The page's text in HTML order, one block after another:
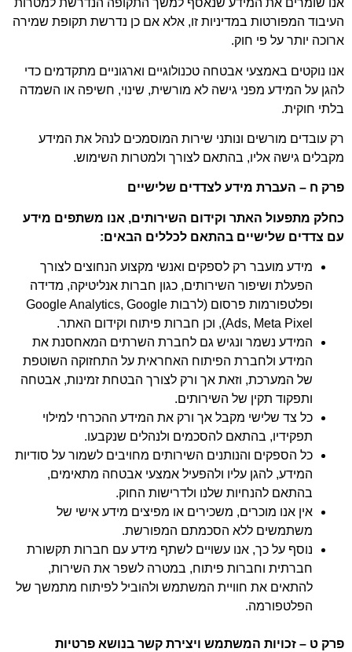
אנו שומרים את המידע שנאסף למשך התקופה הנדרשת למטרות
העיבוד המפורטות במדיניות זו, אלא אם כן נדרשת תקופת שמירה
ארוכה יותר על פי חוק.
אנו נוקטים באמצעי אבטחה טכנולוגיים וארגוניים מתקדמים כדי
להגן על המידע מפני גישה לא מורשית, שינוי, חשיפה או השמדה
בלתי חוקית.
רק עובדים מורשים ונותני שירות המוסמכים לנהל את המידע
מקבלים גישה אליו, בהתאם לצורך ולמטרות השימוש.
פרק ח – העברת מידע לצדדים שלישיים
כחלק מתפעול האתר וקידום השירותים, אנו משתפים מידע
עם צדדים שלישיים בהתאם לכללים הבאים:
מידע מועבר רק לספקים ואנשי מקצוע הנחוצים לצורך
הפעלת ושיפור השירותים, כגון חברות אנליטיקה, מדידה
ופלטפורמות פרסום (לרבות Google Analytics, Google
Ads, Meta Pixel), וכן חברות פיתוח וקידום האתר.
המידע נשמר ונגיש גם לחברת השרתים המאחסנת את
המידע ולחברת הפיתוח האחראית על התחזוקה השוטפת
של המערכת, וזאת אך ורק לצורך הבטחת זמינות, אבטחה
ותפקוד תקין של השירותים.
כל צד שלישי מקבל אך ורק את המידע ההכרחי למילוי
תפקידיו, בהתאם להסכמים ולנהלים שנקבעו.
כל הספקים והנותנים השירותים מחויבים לשמור על סודיות
המידע, להגן עליו ולהפעיל אמצעי אבטחה מתאימים,
בהתאם להנחיות שלנו ולדרישות החוק.
אין אנו מוכרים, משכירים או מפיצים מידע אישי של
משתמשים ללא הסכמתם המפורשת.
נוסף על כך, אנו עשויים לשתף מידע עם חברות תקשורת
חברתית וחברות פיתוח, במטרה לשפר את השירות,
להתאים את חוויית המשתמש ולהוביל לפיתוח מתמשך של
הפלטפורמה.
פרק ט – זכויות המשתמש ויצירת קשר בנושא פרטיות